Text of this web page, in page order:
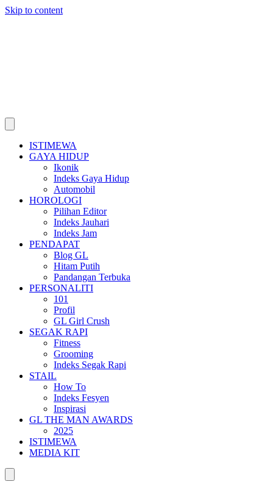
Skip to content
ISTIMEWA
GAYA HIDUP
Ikonik
Indeks Gaya Hidup
Automobil
HOROLOGI
Pilihan Editor
Indeks Jauhari
Indeks Jam
PENDAPAT
Blog GL
Hitam Putih
Pandangan Terbuka
PERSONALITI
101
Profil
GL Girl Crush
SEGAK RAPI
Fitness
Grooming
Indeks Segak Rapi
STAIL
How To
Indeks Fesyen
Inspirasi
GL THE MAN AWARDS
2025
ISTIMEWA
MEDIA KIT